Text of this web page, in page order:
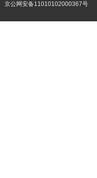
京公网安备11010102000367号